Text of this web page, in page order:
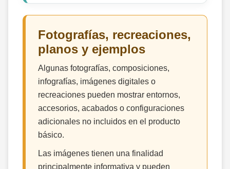
Fotografías, recreaciones,
planos y ejemplos
Algunas fotografías, composiciones,
infografías, imágenes digitales o
recreaciones pueden mostrar entornos,
accesorios, acabados o configuraciones
adicionales no incluidos en el producto
básico.
Las imágenes tienen una finalidad
principalmente informativa y pueden